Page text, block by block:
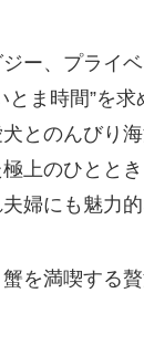
ー、プライ
とま時間”を
とのんびり
上のひとと
婦にも魅力的
を満喫する贅